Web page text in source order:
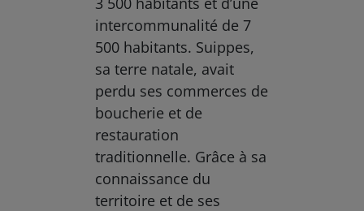
intercommunalité de 7
500 habitants. Suippes,
sa terre natale, avait
perdu ses commerces de
boucherie et de
restauration
traditionnelle. Grâce à sa
connaissance du
territoire et de ses